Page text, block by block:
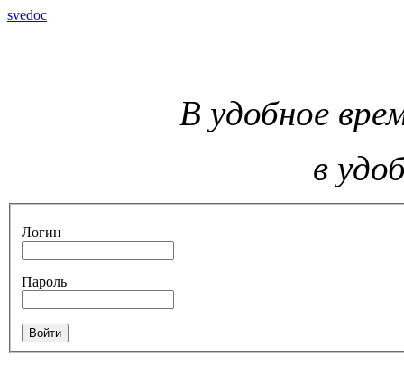
svedoc
В удобное
в
Логин
Пароль